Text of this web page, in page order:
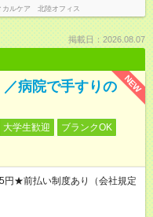
カルケア 北陸オフィス
掲載日：2026.08.07
NEW
病院で手すりの
大学生歓迎
ブランクOK
★前払い制度あり（会社規定